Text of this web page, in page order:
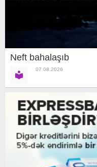
Neft bahalaşıb
07.08.2026